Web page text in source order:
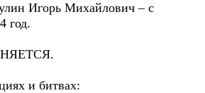
Игорь Михайлович – с
год.
и битвах: